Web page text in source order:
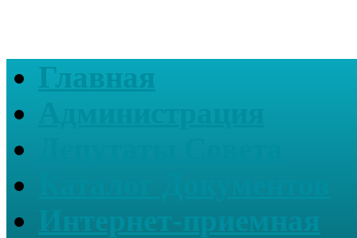
Главная